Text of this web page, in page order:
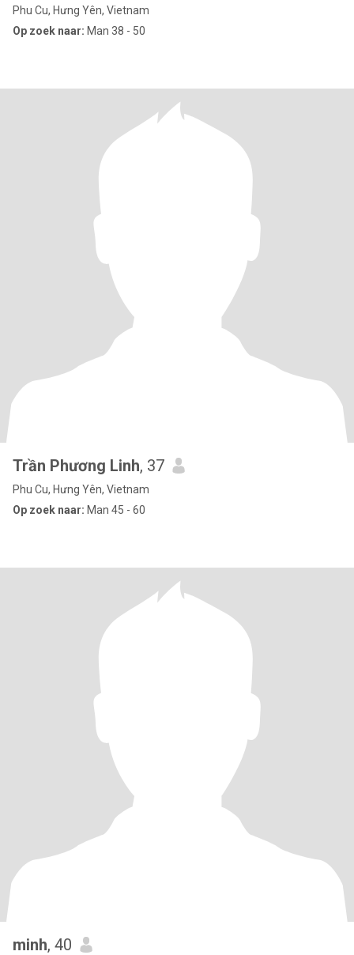
Phu Cu, Hưng Yên, Vietnam
Op zoek naar: Man 38 - 50
Trần Phương Linh, 37
Phu Cu, Hưng Yên, Vietnam
Op zoek naar: Man 45 - 60
minh, 40